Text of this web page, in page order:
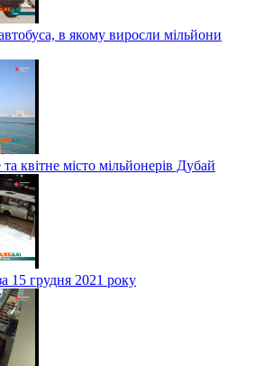
в якому виросли мільйони
квітне місто мільйонерів Дубай
15 грудня 2021 року